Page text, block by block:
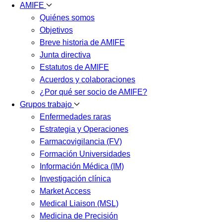
AMIFE
Quiénes somos
Objetivos
Breve historia de AMIFE
Junta directiva
Estatutos de AMIFE
Acuerdos y colaboraciones
¿Por qué ser socio de AMIFE?
Grupos trabajo
Enfermedades raras
Estrategia y Operaciones
Farmacovigilancia (FV)
Formación Universidades
Información Médica (IM)
Investigación clínica
Market Access
Medical Liaison (MSL)
Medicina de Precisión